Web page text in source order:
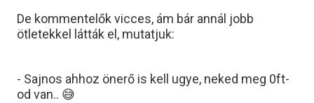
De kommentelők vicces, ám bár annál jobb
ötletekkel látták el, mutatjuk:
- Sajnos ahhoz önerő is kell ugye, neked meg 0ft-
od van.. 😅